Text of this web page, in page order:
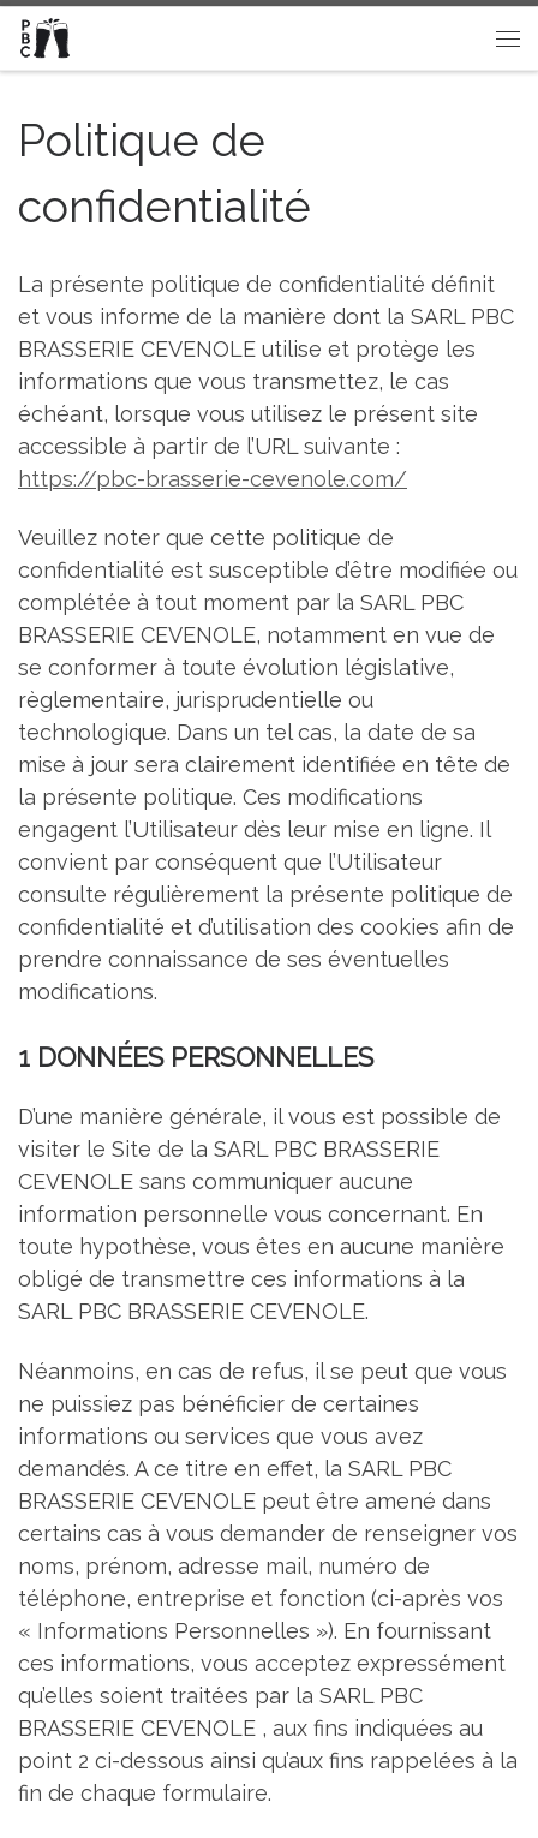
Passer au contenu
Politique de
confidentialité
La présente politique de confidentialité définit
et vous informe de la manière dont la SARL PBC
BRASSERIE CEVENOLE utilise et protège les
informations que vous transmettez, le cas
échéant, lorsque vous utilisez le présent site
accessible à partir de l’URL suivante :
https://pbc-brasserie-cevenole.com/
Veuillez noter que cette politique de
confidentialité est susceptible d’être modifiée ou
complétée à tout moment par la SARL PBC
BRASSERIE CEVENOLE, notamment en vue de
se conformer à toute évolution législative,
règlementaire, jurisprudentielle ou
technologique. Dans un tel cas, la date de sa
mise à jour sera clairement identifiée en tête de
la présente politique. Ces modifications
engagent l’Utilisateur dès leur mise en ligne. Il
convient par conséquent que l’Utilisateur
consulte régulièrement la présente politique de
confidentialité et d’utilisation des cookies afin de
prendre connaissance de ses éventuelles
modifications.
1 DONNÉES PERSONNELLES
D’une manière générale, il vous est possible de
visiter le Site de la SARL PBC BRASSERIE
CEVENOLE sans communiquer aucune
information personnelle vous concernant. En
toute hypothèse, vous êtes en aucune manière
obligé de transmettre ces informations à la
SARL PBC BRASSERIE CEVENOLE.
Néanmoins, en cas de refus, il se peut que vous
ne puissiez pas bénéficier de certaines
informations ou services que vous avez
demandés. A ce titre en effet, la SARL PBC
BRASSERIE CEVENOLE peut être amené dans
certains cas à vous demander de renseigner vos
noms, prénom, adresse mail, numéro de
téléphone, entreprise et fonction (ci-après vos
« Informations Personnelles »). En fournissant
ces informations, vous acceptez expressément
qu’elles soient traitées par la SARL PBC
BRASSERIE CEVENOLE , aux fins indiquées au
point 2 ci-dessous ainsi qu’aux fins rappelées à la
fin de chaque formulaire.